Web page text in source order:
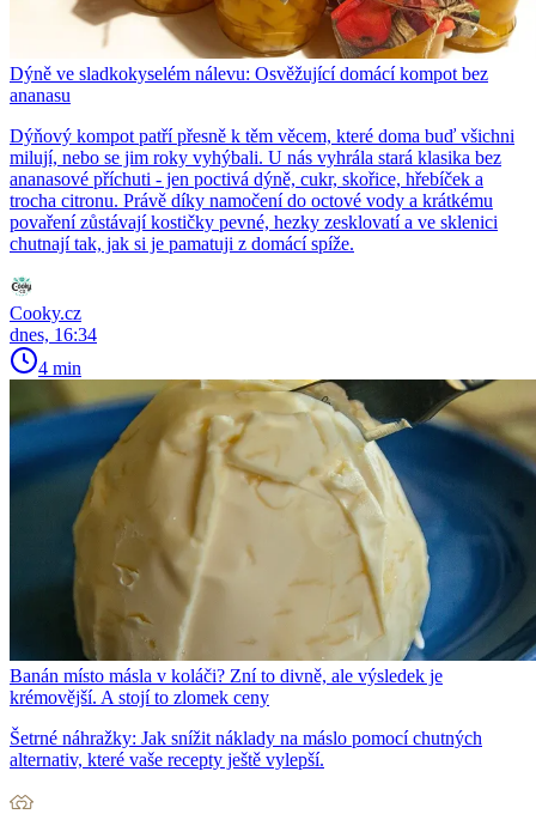
Dýně ve sladkokyselém nálevu: Osvěžující domácí kompot bez
ananasu
Dýňový kompot patří přesně k těm věcem, které doma buď všichni
milují, nebo se jim roky vyhýbali. U nás vyhrála stará klasika bez
ananasové příchuti - jen poctivá dýně, cukr, skořice, hřebíček a
trocha citronu. Právě díky namočení do octové vody a krátkému
povaření zůstávají kostičky pevné, hezky zesklovatí a ve sklenici
chutnají tak, jak si je pamatuji z domácí spíže.
Cooky.cz
dnes, 16:34
4 min
Banán místo másla v koláči? Zní to divně, ale výsledek je
krémovější. A stojí to zlomek ceny
Šetrné náhražky: Jak snížit náklady na máslo pomocí chutných
alternativ, které vaše recepty ještě vylepší.